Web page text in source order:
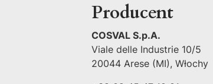
Producent
COSVAL S.p.A.
Viale delle Industrie 10/5
20044 Arese (MI), Włochy